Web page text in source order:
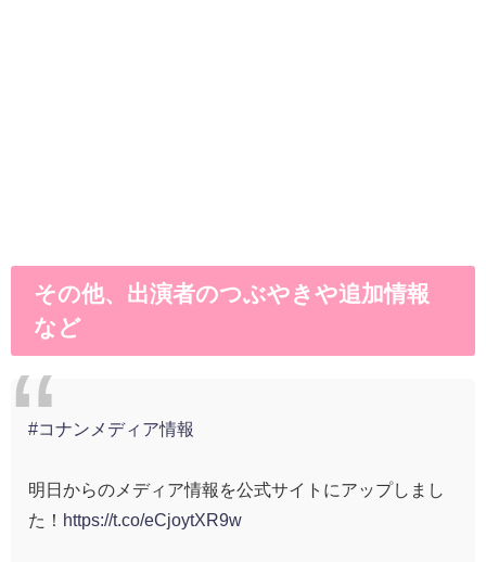
その他、出演者のつぶやきや追加情報
など
#コナンメディア情報
明日からのメディア情報を公式サイトにアップしまし
た！ https://t.co/eCjoytXR9w